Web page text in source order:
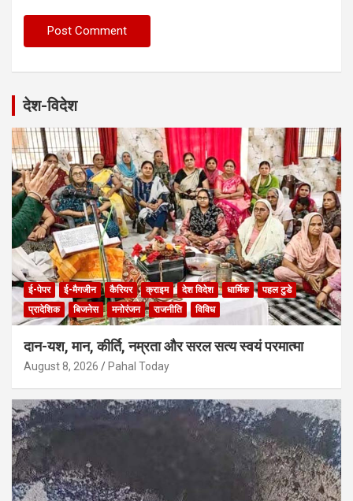
देश-विदेश
ई-पेपर ई-मैगजीन कैरियर क्राइम देश विदेश धार्मिक
पहल टुडे
प्रादेशिक
बिजनेस मनोरंजन राजनीति विविध
दान-यश, मान, कीर्ति, नम्रता और सरल सत्य स्वयं परमात्मा
August 8, 2026 Pahal Today